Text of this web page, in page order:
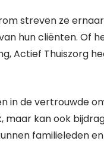
streven ze
hun cliënten. Of
Actief Thuiszorg
in de vertrouwde
maar kan ook
familieleden en